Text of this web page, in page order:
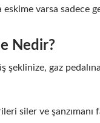
varsa sadece
Nedir?
gaz
siler ve şanzımanı